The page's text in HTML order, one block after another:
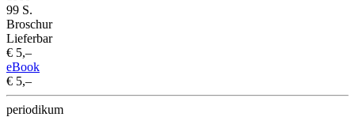
99 S.
Broschur
Lieferbar
€ 5,–
eBook
€ 5,–
periodikum